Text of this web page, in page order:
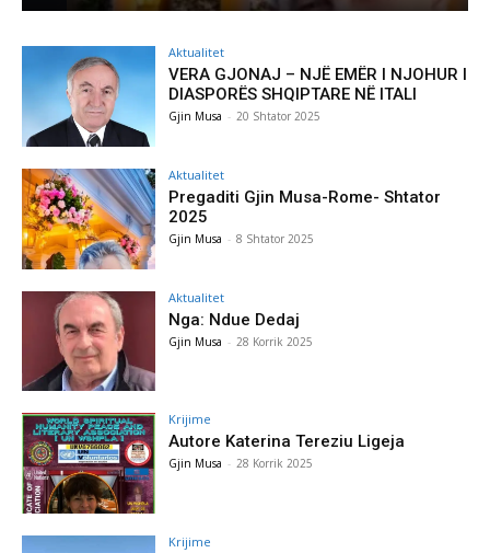
Aktualitet
VERA GJONAJ – NJË EMËR I NJOHUR I
DIASPORËS SHQIPTARE NË ITALI
Gjin Musa - 20 Shtator 2025
Aktualitet
Pregaditi Gjin Musa-Rome- Shtator
2025
Gjin Musa - 8 Shtator 2025
Aktualitet
Nga: Ndue Dedaj
Gjin Musa - 28 Korrik 2025
Krijime
Autore Katerina Tereziu Ligeja
Gjin Musa - 28 Korrik 2025
Krijime